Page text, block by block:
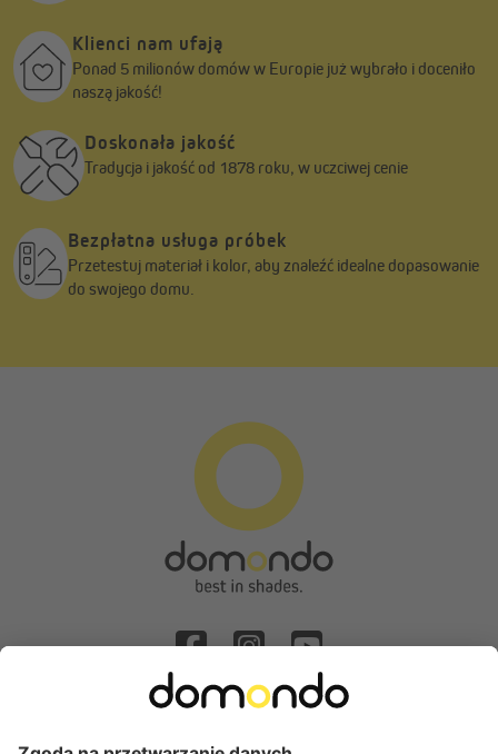
Klienci nam ufają
Ponad 5 milionów domów w Europie już wybrało i doceniło
naszą jakość!
Doskonała jakość
Tradycja i jakość od 1878 roku, w uczciwej cenie
Bezpłatna usługa próbek
Przetestuj materiał i kolor, aby znaleźć idealne dopasowanie
do swojego domu.
Odstąpienie od umowy